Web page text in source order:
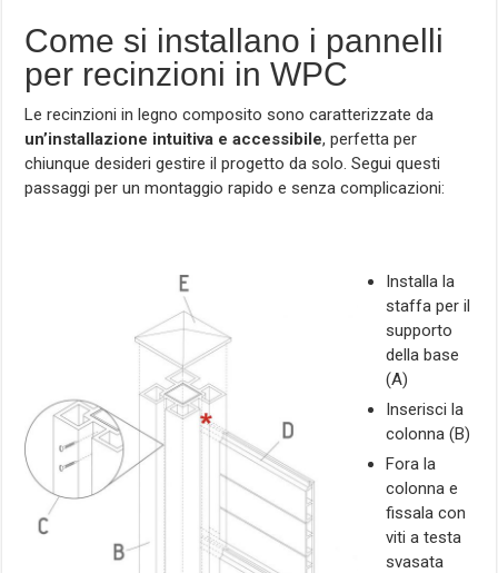
Come si installano i pannelli
per recinzioni in WPC
Le recinzioni in legno composito sono caratterizzate da
un’installazione intuitiva e accessibile, perfetta per
chiunque desideri gestire il progetto da solo. Segui questi
passaggi per un montaggio rapido e senza complicazioni:
Installa la
staffa per il
supporto
della base
(A)
Inserisci la
colonna (B)
Fora la
colonna e
fissala con
viti a testa
svasata